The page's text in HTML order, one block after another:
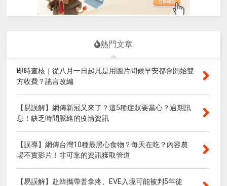
熱門文章
即時查核｜從八月一日起凡是用圖片問候早安都會開始雙
方收費？謠言改編
【易誤解】網傳新冠又來了？這5種症狀要當心？過期訊
息！缺乏時間脈絡的疫情資訊
【誤導】網傳台灣10種最黑心食物？每天在吃？內容農
場不實影片！非可靠的資訊獲取管道
【易誤解】赴韓攜帶普拿疼、EVE入境可能被判5年徒